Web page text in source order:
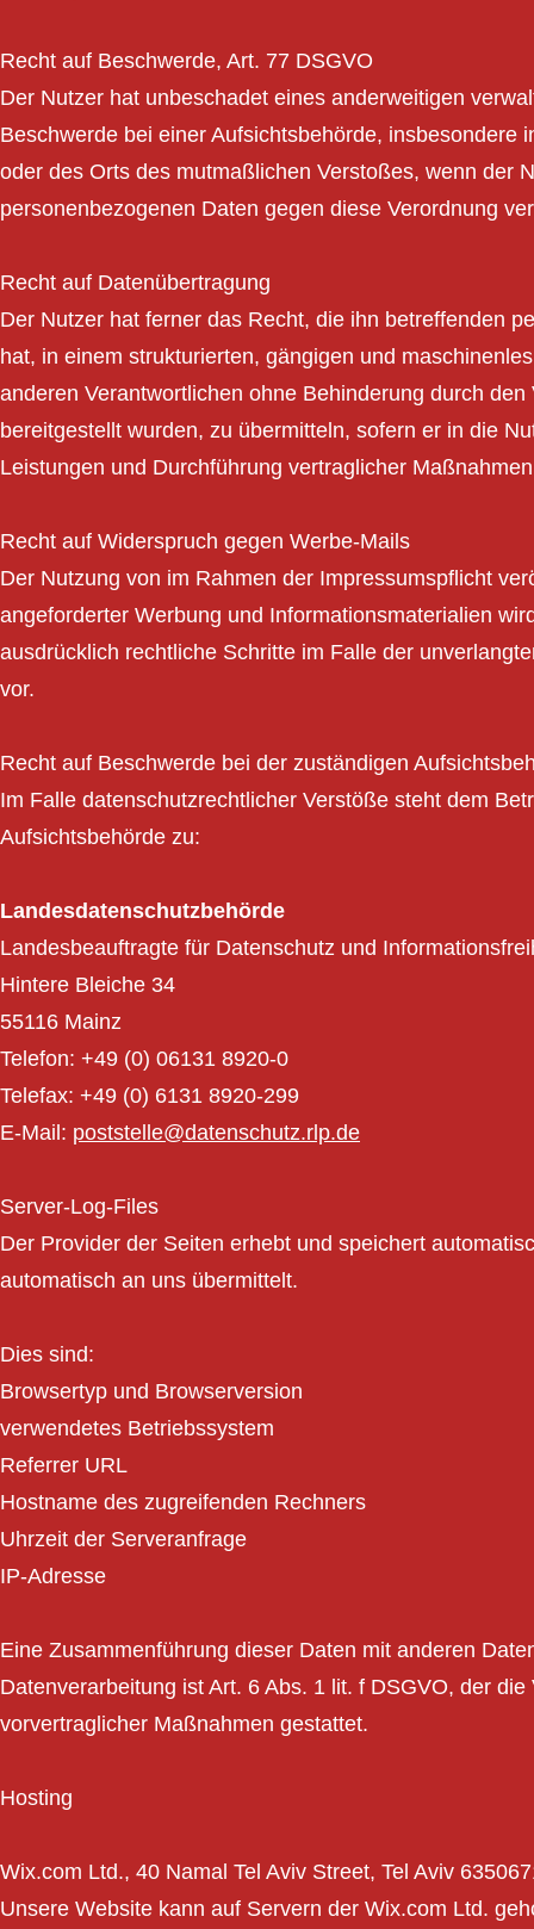
Recht auf Beschwerde, Art. 77 DSGVO
Der Nutzer hat unbeschadet eines anderweitigen
Beschwerde bei einer Aufsichtsbehörde,
oder des Orts des mutmaßlichen Verstoßes, wenn der
personenbezogenen Daten gegen diese Verordnung
Recht auf Datenübertragung
Der Nutzer hat ferner das Recht, die ihn betreffenden
hat, in einem strukturierten, gängigen und
anderen Verantwortlichen ohne Behinderung durch
bereitgestellt wurden, zu übermitteln, sofern er in die
Leistungen und Durchführung vertraglicher
Recht auf Widerspruch gegen Werbe-Mails
Der Nutzung von im Rahmen der Impressumspflicht
angeforderter Werbung und Informationsmaterialien
ausdrücklich rechtliche Schritte im Falle der
vor.
Recht auf Beschwerde bei der zuständigen
Im Falle datenschutzrechtlicher Verstöße steht dem
Aufsichtsbehörde zu:
Landesdatenschutzbehörde
Landesbeauftragte für Datenschutz und
Hintere Bleiche 34
55116 Mainz
Telefon: +49 (0) 06131 8920-0
Telefax: +49 (0) 6131 8920-299
E-Mail: poststelle@datenschutz.rlp.de
Server-Log-Files
Der Provider der Seiten erhebt und speichert
automatisch an uns übermittelt.
Dies sind:
Browsertyp und Browserversion
verwendetes Betriebssystem
Referrer URL
Hostname des zugreifenden Rechners
Uhrzeit der Serveranfrage
IP-Adresse
Eine Zusammenführung dieser Daten mit anderen
Datenverarbeitung ist Art. 6 Abs. 1 lit. f DSGVO, der
vorvertraglicher Maßnahmen gestattet.
Hosting
Wix.com Ltd., 40 Namal Tel Aviv Street, Tel Aviv
Unsere Website kann auf Servern der Wix.com Ltd.